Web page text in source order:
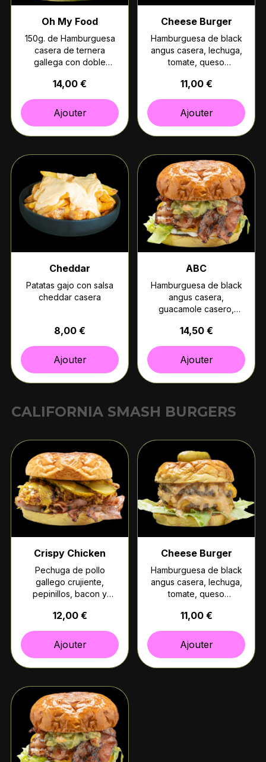
Oh My Food
150g. de Hamburguesa
casera de ternera
gallega con doble
bacon, lechuga, tomate
y cebolla (Pan rústico)
14,00 €
Ajouter
Cheese Burger
Hamburguesa de black
angus casera, lechuga,
tomate, queso
nuestra salsa especial.
(Pan brioche)
11,00 €
Ajouter
Cheddar
Patatas gajo con salsa
cheddar casera
8,00 €
Ajouter
ABC
Hamburguesa de black
angus casera,
guacamole casero,
americano, lechuga,
tomate, cebolla roja y
mayonesa. (Pan
brioche)
14,50 €
Ajouter
CALIFORNIA SMASH BURGERS
Crispy Chicken
Pechuga de pollo
gallego crujiente,
pepinillos, bacon y
de mostaza casera. (Pan
brioche)
12,00 €
Ajouter
Cheese Burger
Hamburguesa de black
angus casera, lechuga,
tomate, queso
nuestra salsa especial.
(Pan brioche)
11,00 €
Ajouter